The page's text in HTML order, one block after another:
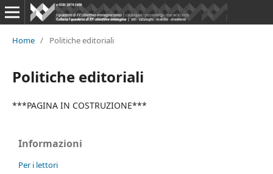
Home / Politiche editoriali
Politiche editoriali
***PAGINA IN COSTRUZIONE***
Informazioni
Per i lettori